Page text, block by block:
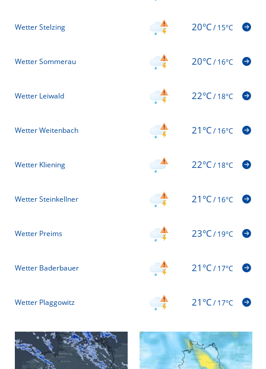
Wetter Stelzing 20°C/15°C
Wetter Sommerau 20°C/16°C
Wetter Leiwald 22°C/18°C
Wetter Weitenbach 21°C/16°C
Wetter Kliening 22°C/18°C
Wetter Steinkellner 21°C/16°C
Wetter Preims 23°C/19°C
Wetter Baderbauer 21°C/17°C
Wetter Plaggowitz 21°C/17°C